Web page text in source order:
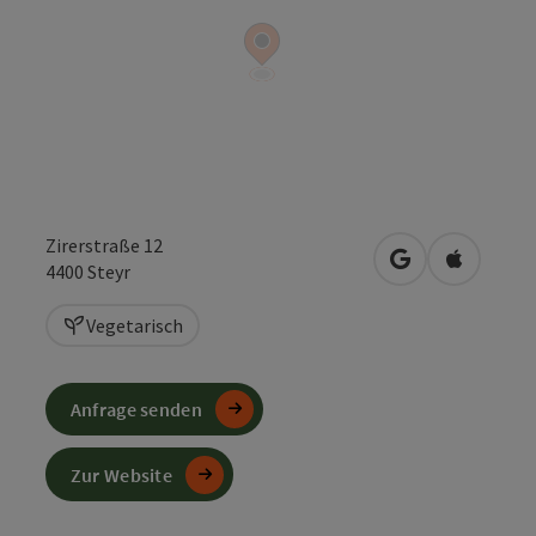
Zirerstraße 12
4400 Steyr in Googlein Apple
Vegetarisch
Anfrage senden
Zur Website